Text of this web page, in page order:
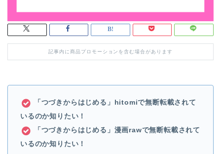
記事内に商品プロモーションを含む場合があります
「つづきからはじめる」hitomiで無断転載されて
いるのか知りたい！
「つづきからはじめる」漫画rawで無断転載されて
いるのか知りたい！